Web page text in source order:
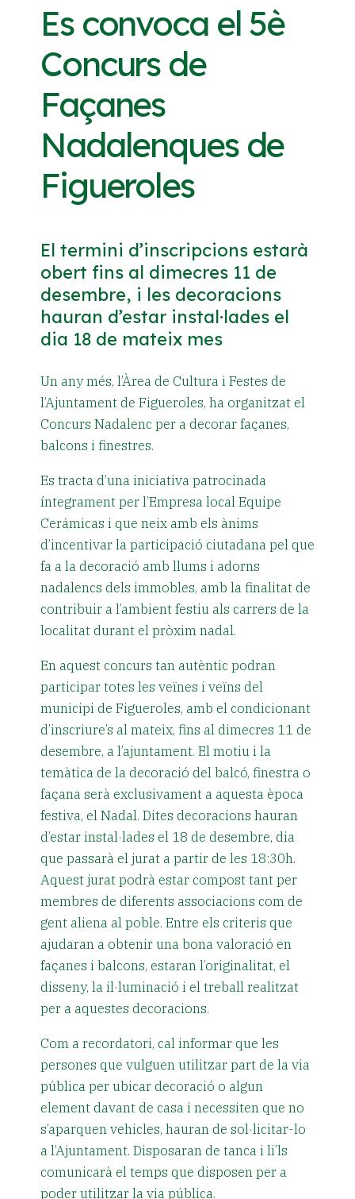
Es convoca el 5è
Concurs de
Façanes
Nadalenques de
Figueroles
El termini d’inscripcions estarà
obert fins al dimecres 11 de
desembre, i les decoracions
hauran d’estar instal·lades el
dia 18 de mateix mes
Un any més, l’Àrea de Cultura i Festes de
l’Ajuntament de Figueroles, ha organitzat el
Concurs Nadalenc per a decorar façanes,
balcons i finestres.
Es tracta d’una iniciativa patrocinada
íntegrament per l’Empresa local Equipe
Cerámicas i que neix amb els ànims
d’incentivar la participació ciutadana pel que
fa a la decoració amb llums i adorns
nadalencs dels immobles, amb la finalitat de
contribuir a l’ambient festiu als carrers de la
localitat durant el pròxim nadal.
En aquest concurs tan autèntic podran
participar totes les veïnes i veïns del
municipi de Figueroles, amb el condicionant
d’inscriure’s al mateix, fins al dimecres 11 de
desembre, a l’ajuntament. El motiu i la
temàtica de la decoració del balcó, finestra o
façana serà exclusivament a aquesta època
festiva, el Nadal. Dites decoracions hauran
d’estar instal·lades el 18 de desembre, dia
que passarà el jurat a partir de les 18:30h.
Aquest jurat podrà estar compost tant per
membres de diferents associacions com de
gent aliena al poble. Entre els criteris que
ajudaran a obtenir una bona valoració en
façanes i balcons, estaran l’originalitat, el
disseny, la il·luminació i el treball realitzat
per a aquestes decoracions.
Com a recordatori, cal informar que les
persones que vulguen utilitzar part de la via
pública per ubicar decoració o algun
element davant de casa i necessiten que no
s’aparquen vehicles, hauran de sol·licitar-lo
a l’Ajuntament. Disposaran de tanca i li’ls
comunicarà el temps que disposen per a
poder utilitzar la via pública.